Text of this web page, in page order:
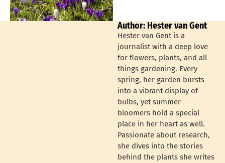
Author: Hester van Gent
Hester van Gent is a
journalist with a deep love
for flowers, plants, and all
things gardening. Every
spring, her garden bursts
into a vibrant display of
bulbs, yet summer
bloomers hold a special
place in her heart as well.
Passionate about research,
she dives into the stories
behind the plants she writes